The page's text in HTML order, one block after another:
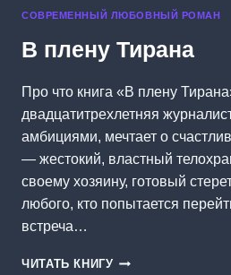
СОВРЕМЕННЫЙ ЛЮБОВНЫЙ РОМАН
В плену Тирана
Про что книга «В плену
двадцатитрехлетняя
амбициями, мечтает о
— жестокий, властный
своему хозяину, готовый
любого, кто попытается
встреча…
ЧИТАТЬ КНИГУ В